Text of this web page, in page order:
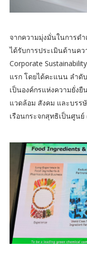
จากความมุ่งมั่นในการด
ได้รับการประเมินด้านค
Corporate
แรก โดยได้คะแนน ลำดั
เป็นองค์กรแห่งความยั่ง
แวดล้อม สังคม และบรร
เรือนกระจกสุทธิเป็นศูน